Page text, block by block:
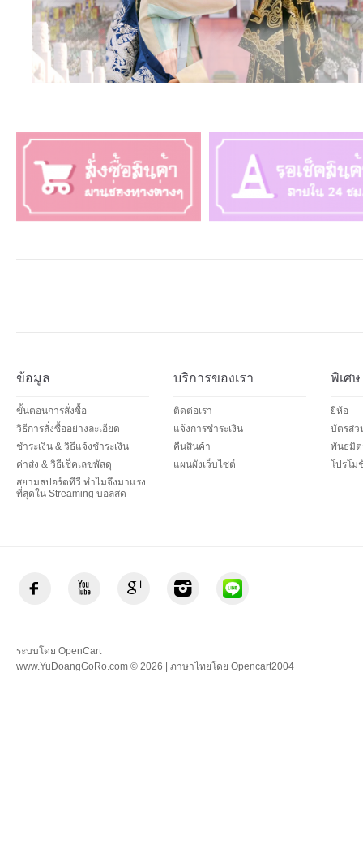
ข้อมูล
ขั้นตอนการสั่งซื้อ
วิธีการสั่งซื้ออย่างละเอียด
ชำระเงิน & วิธีแจ้งชำระเงิน
ค่าส่ง & วิธีเช็คเลขพัสดุ
สยามสปอร์ตทีวี ทำไมจึงมาแรง
ที่สุดใน Streaming บอลสด
บริการของเรา
ติดต่อเรา
แจ้งการชำระเงิน
คืนสินค้า
แผนผังเว็บไซต์
พิเศษ
ยี่ห้อ
บัตรส่ว
พันธมิต
โปรโม
ระบบโดย OpenCart
www.YuDoangGoRo.com © 2026 | ภาษาไทยโดย Opencart2004